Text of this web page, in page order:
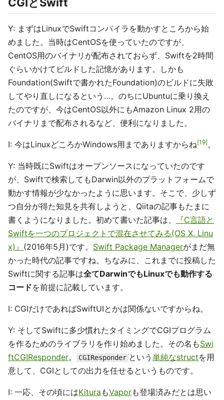
Y: まずはLinuxでSwiftコンパイラを動かすところから始
めました。当時はCentOSを使っていたのですが、
CentOS用のバイナリが配布されておらず、Swiftを2時間
ぐらいかけてビルドした記憶があります。しかも
Foundation(Swiftで書かれたFoundation)のビルドに失敗
してやり直しになるという…。のちにUbuntuに乗り換え
たのですが、今はCentOS以外にもAmazon Linux 2用の
バイナリまで配布されるなど、便利になりました。
I: 今はLinuxどころかWindows用までありますからね 19 。
Y: 当時既にSwiftはオープンソースになっていたのです
が、Swiftで検索してもDarwin以外のプラットフォームで
動かす情報が少なかったように思います。そこで、少しず
つ自分が得た知見を共有しようと、Qiitaの記事もたまに
書くようになりました。初めて書いた記事は、
『C言語と
Swiftを一つのプロジェクトで混在させてみる(OS X, Linu
x)』 (2016年5月)です。 Swift Package Managerがまだ無
かった時代の記事ですね。ちなみに、これまでに投稿した
Swiftに関する記事は全てDarwinでもLinuxでも動作する
コードを前提に記載しています。
I: CGIだけであればSwiftUIとかは関係ないですからね。
Y: そしてSwiftに多少慣れたタイミングでCGIプログラム
を作るためのライブラリを作り始めました。その名もSwi
ftCGIResponder。 CGIResponder という 単純なstructを用
意して、CGIとしての出力を任せるというものです。
I: 一応、その頃にはKitura もVaporも登場済みだとは思い